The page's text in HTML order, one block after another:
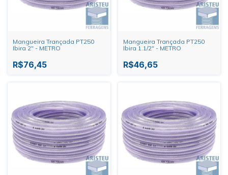
Mangueira Trançada PT250
Ibira 2" - METRO
R$76,45
Mangueira Trançada PT250
Ibira 1.1/2" - METRO
R$46,65